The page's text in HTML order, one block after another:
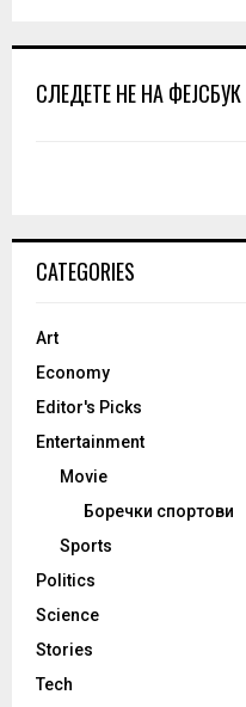
СЛЕДЕТЕ НЕ НА ФЕЈСБУК
CATEGORIES
Art
Economy
Editor's Picks
Entertainment
Movie
Боречки спортови
Sports
Politics
Science
Stories
Tech